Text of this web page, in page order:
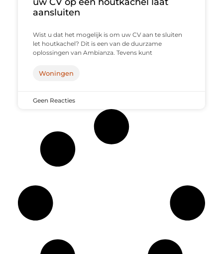
aansluiten
Wist u dat het mogelijk is om uw CV aan te sluiten
let houtkachel? Dit is een van de duurzame
oplossingen van Ambianza. Tevens kunt
Woningen
Geen Reacties